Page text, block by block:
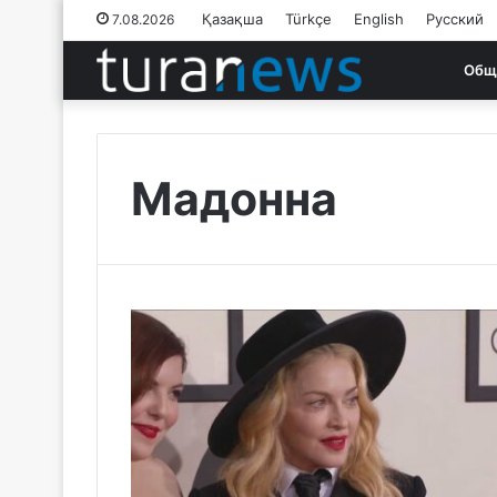
7.08.2026 Қазақша Türkçe English Русский
Мадонна